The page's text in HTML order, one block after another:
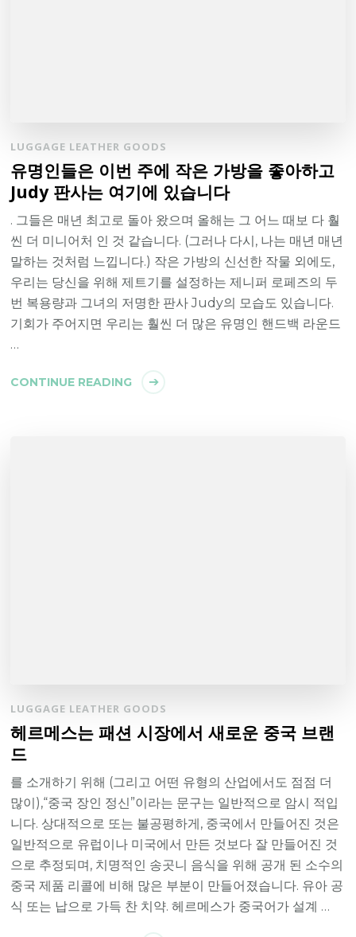
LUGGAGE LEATHER GOODS
유명인들은 이번 주에 작은 가방을 좋아하고
Judy 판사는 여기에 있습니다
. 그들은 매년 최고로 돌아 왔으며 올해는 그 어느 때보 다 훨
씬 더 미니어처 인 것 같습니다. (그러나 다시, 나는 매년 매년
말하는 것처럼 느낍니다.) 작은 가방의 신선한 작물 외에도,
우리는 당신을 위해 제트기를 설정하는 제니퍼 로페즈의 두
번 복용량과 그녀의 저명한 판사 Judy의 모습도 있습니다.
기회가 주어지면 우리는 훨씬 더 많은 유명인 핸드백 라운드
…
CONTINUE READING
LUGGAGE LEATHER GOODS
헤르메스는 패션 시장에서 새로운 중국 브랜
드
를 소개하기 위해 (그리고 어떤 유형의 산업에서도 점점 더
많이),“중국 장인 정신”이라는 문구는 일반적으로 암시 적입
니다. 상대적으로 또는 불공평하게, 중국에서 만들어진 것은
일반적으로 유럽이나 미국에서 만든 것보다 잘 만들어진 것
으로 추정되며, 치명적인 송곳니 음식을 위해 공개 된 소수의
중국 제품 리콜에 비해 많은 부분이 만들어졌습니다. 유아 공
식 또는 납으로 가득 찬 치약. 헤르메스가 중국어가 설계 …